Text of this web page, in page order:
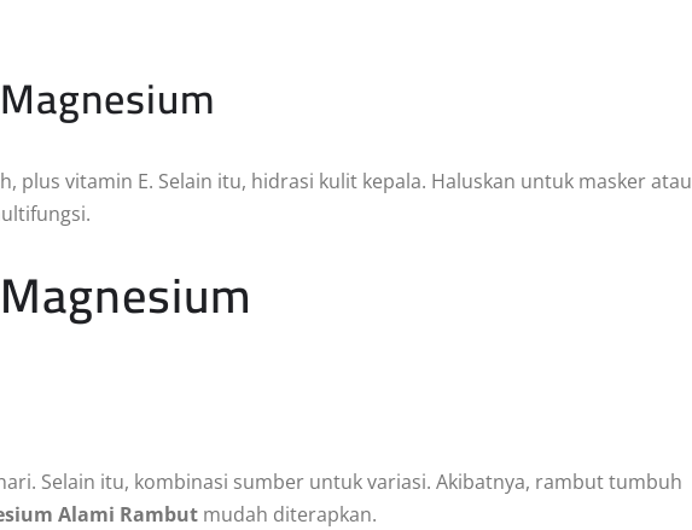
plus vitamin E. Selain itu, hidrasi kulit kepala. Haluskan untuk masker atau
Selain itu, kombinasi sumber untuk variasi. Akibatnya, rambut tumbuh
Alami Rambut mudah diterapkan.